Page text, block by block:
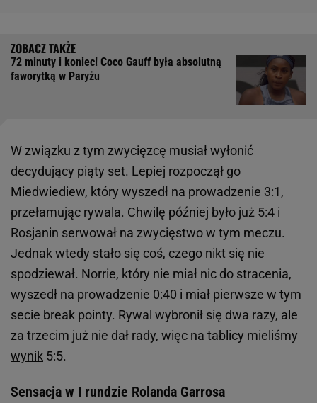
72 minuty i koniec! Coco Gauff była absolutną
faworytką w Paryżu
W związku z tym zwycięzcę musiał wyłonić
decydujący piąty set. Lepiej rozpoczął go
Miedwiediew, który wyszedł na prowadzenie 3:1,
przełamując rywala. Chwilę później było już 5:4 i
Rosjanin serwował na zwycięstwo w tym meczu.
Jednak wtedy stało się coś, czego nikt się nie
spodziewał. Norrie, który nie miał nic do stracenia,
wyszedł na prowadzenie 0:40 i miał pierwsze w tym
secie break pointy. Rywal wybronił się dwa razy, ale
za trzecim już nie dał rady, więc na tablicy mieliśmy
wynik 5:5.
Sensacja w I rundzie Rolanda Garrosa